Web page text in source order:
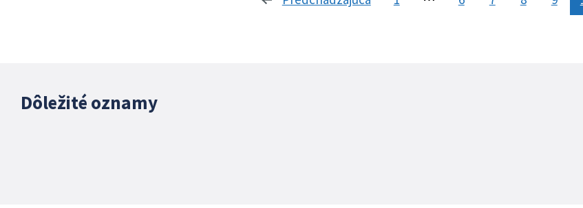
Dôležité oznamy